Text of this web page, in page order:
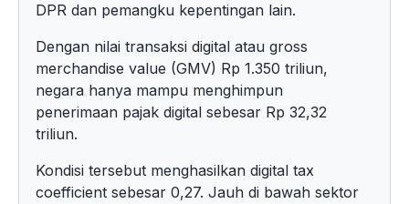
DPR dan pemangku kepentingan lain.
Dengan nilai transaksi digital atau gross
merchandise value (GMV) Rp 1.350 triliun,
negara hanya mampu menghimpun
penerimaan pajak digital sebesar Rp 32,32
triliun.
Kondisi tersebut menghasilkan digital tax
coefficient sebesar 0,27. Jauh di bawah sektor